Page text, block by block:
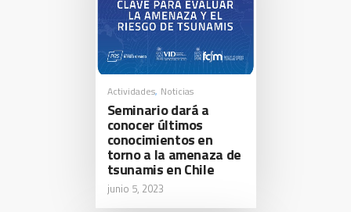
Actividades, Noticias
Seminario dará a
conocer últimos
conocimientos en
torno a la amenaza de
tsunamis en Chile
junio 5, 2023